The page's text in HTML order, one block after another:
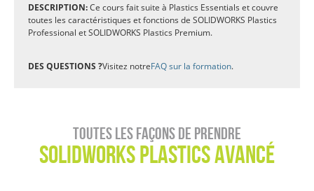
DESCRIPTION:Ce cours fait suite à Plastics Essentials et couvre
toutes les caractéristiques et fonctions de SOLIDWORKS Plastics
Professional et SOLIDWORKS Plastics Premium.
DES QUESTIONS ?Visitez notreFAQ sur la formation.
Toutes les façons de prendre
SOLIDWORKS Plastics AVANCÉ